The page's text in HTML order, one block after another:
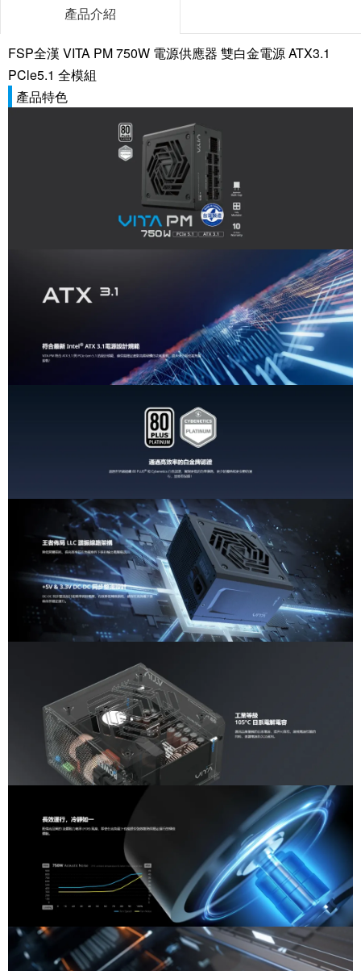
產品介紹
FSP全漢 VITA PM 750W 電源供應器 雙白金電源 ATX3.1
PCle5.1 全模組
產品特色